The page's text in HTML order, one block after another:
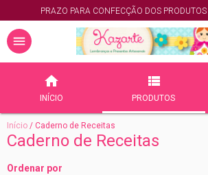
PRAZO PARA CONFECÇÃO DOS
INÍCIO PRODUTOS
Início / Caderno de Receitas
Caderno de Receitas
Ordenar por